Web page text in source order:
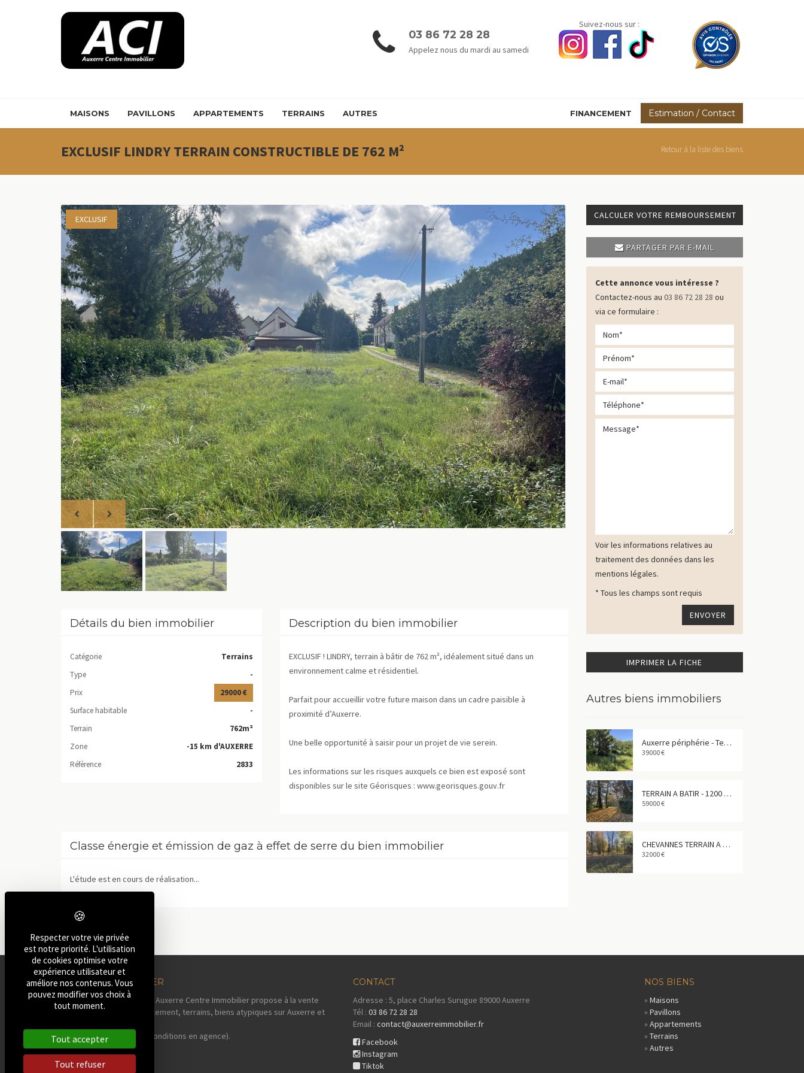
Suivez-nous sur :
03 86 72 28 28
Appelez nous du mardi au samedi
MAISONS PAVILLONS APPARTEMENTS TERRAINS AUTRES FINANCEMENT Estimation / Contact
EXCLUSIF LINDRY TERRAIN CONSTRUCTIBLE DE 762 M² Retour à la liste des biens
EXCLUSIF
Détails du bien immobilier
Catégorie
Terrains
Type
-
Prix
29000 €
Surface habitable
-
Terrain
762m²
Zone
-15 km d'AUXERRE
Référence
2833
Description du bien immobilier
EXCLUSIF ! LINDRY, terrain à bâtir de 762 m², idéalement situé dans un
environnement calme et résidentiel.
Parfait pour accueillir votre future maison dans un cadre paisible à
proximité d’Auxerre.
Une belle opportunité à saisir pour un projet de vie serein.
Les informations sur les risques auxquels ce bien est exposé sont
disponibles sur le site Géorisques : www.georisques.gouv.fr
Classe énergie et émission de gaz à effet de serre du bien immobilier
L'étude est en cours de réalisation...
CALCULER VOTRE REMBOURSEMENT
PARTAGER PAR E-MAIL
Cette annonce vous intéresse ?
Contactez-nous au 03 86 72 28 28 ou
via ce formulaire :
Voir les informations relatives au
traitement des données dans les
mentions légales.
* Tous les champs sont requis
IMPRIMER LA FICHE
Autres biens immobiliers
Auxerre périphérie - Terrain à bâtir de 677 m²
39000 €
TERRAIN A BATIR - 1200 m² - CHEVANNES
59000 €
CHEVANNES TERRAIN A BATIR 572 m²
32000 €
AUXERRE IMMOBILIER
Votre agence immobilière Auxerre Centre Immobilier propose à la vente
maisons, pavillons, appartement, terrains, biens atypiques sur Auxerre et
Estimation offerte* (voir conditions en agence).
CONTACT
Adresse : 5, place Charles Surugue 89000 Auxerre
Tél : 03 86 72 28 28
Email : contact@auxerreimmobilier.fr
Facebook
Instagram
Tiktok
NOS BIENS
» Maisons
» Pavillons
» Appartements
» Terrains
» Autres
Respecter votre vie privée
est notre priorité. L'utilisation
de cookies optimise votre
expérience utilisateur et
améliore nos contenus. Vous
pouvez modifier vos choix à
tout moment.
Tout accepter
Tout refuser